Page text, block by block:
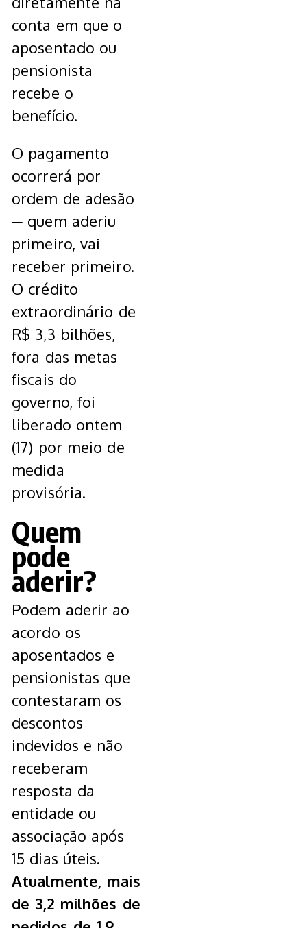
conta em que o
aposentado ou
pensionista
recebe o
benefício.
O pagamento
ocorrerá por
ordem de adesão
─ quem aderiu
primeiro, vai
receber primeiro.
O crédito
extraordinário de
R$ 3,3 bilhões,
fora das metas
fiscais do
governo, foi
liberado ontem
(17) por meio de
medida
provisória.
Quem
pode
aderir?
Podem aderir ao
acordo os
aposentados e
pensionistas que
contestaram os
descontos
indevidos e não
receberam
resposta da
entidade ou
associação após
15 dias úteis.
Atualmente, mais
de 3,2 milhões de